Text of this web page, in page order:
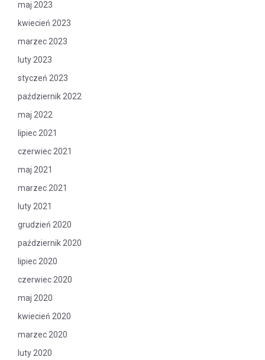
maj 2023
kwiecień 2023
marzec 2023
luty 2023
styczeń 2023
październik 2022
maj 2022
lipiec 2021
czerwiec 2021
maj 2021
marzec 2021
luty 2021
grudzień 2020
październik 2020
lipiec 2020
czerwiec 2020
maj 2020
kwiecień 2020
marzec 2020
luty 2020